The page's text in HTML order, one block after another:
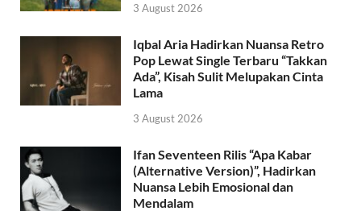
3 August 2026
Iqbal Aria Hadirkan Nuansa Retro
Pop Lewat Single Terbaru “Takkan
Ada”, Kisah Sulit Melupakan Cinta
Lama
3 August 2026
Ifan Seventeen Rilis “Apa Kabar
(Alternative Version)”, Hadirkan
Nuansa Lebih Emosional dan
Mendalam